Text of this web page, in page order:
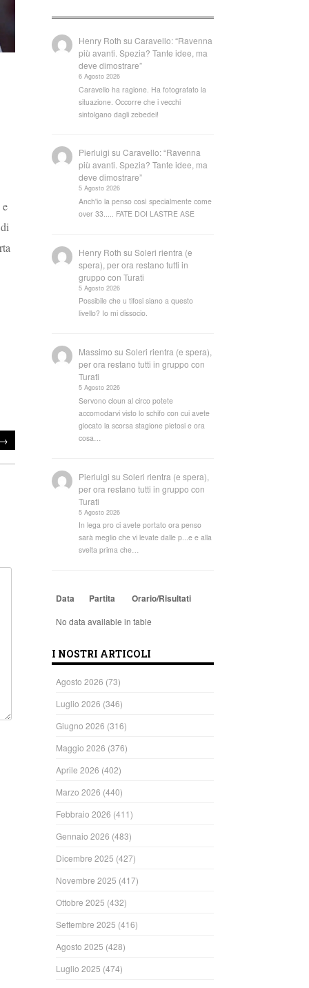
→
Henry Roth suCaravello: “Ravenna
più avanti. Spezia? Tante idee, ma
deve dimostrare”
6 Agosto 2026
Caravello ha ragione. Ha fotografato la
situazione. Occorre che i vecchi
sintolgano dagli zebedei!
Pierluigi suCaravello: “Ravenna
più avanti. Spezia? Tante idee, ma
deve dimostrare”
5 Agosto 2026
Anch'io la penso così specialmente come
over 33..... FATE DOI LASTRE ASE
Henry Roth suSoleri rientra (e
spera), per ora restano tutti in
gruppo con Turati
5 Agosto 2026
Possibile che u tifosi siano a questo
livello? Io mi dissocio.
Massimo suSoleri rientra (e spera),
per ora restano tutti in gruppo con
Turati
5 Agosto 2026
Servono cloun al circo potete
accomodarvi visto lo schifo con cui avete
giocato la scorsa stagione pietosi e ora
cosa…
Pierluigi suSoleri rientra (e spera),
per ora restano tutti in gruppo con
Turati
5 Agosto 2026
In lega pro ci avete portato ora penso
sarà meglio che vi levate dalle p...e e alla
svelta prima che…
Data Partita Orario/Risultati
No data available in table
I NOSTRI ARTICOLI
Agosto 2026 (73)
Luglio 2026 (346)
Giugno 2026 (316)
Maggio 2026 (376)
Aprile 2026 (402)
Marzo 2026 (440)
Febbraio 2026 (411)
Gennaio 2026 (483)
Dicembre 2025 (427)
Novembre 2025 (417)
Ottobre 2025 (432)
Settembre 2025 (416)
Agosto 2025 (428)
Luglio 2025 (474)